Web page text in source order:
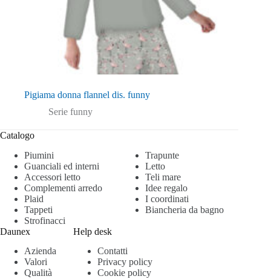
Pigiama donna flannel dis. funny
Serie funny
Catalogo
Piumini
Trapunte
Guanciali ed interni
Letto
Accessori letto
Teli mare
Complementi arredo
Idee regalo
Plaid
I coordinati
Tappeti
Biancheria da bagno
Strofinacci
Daunex
Azienda
Valori
Qualità
Help desk
Contatti
Privacy policy
Cookie policy